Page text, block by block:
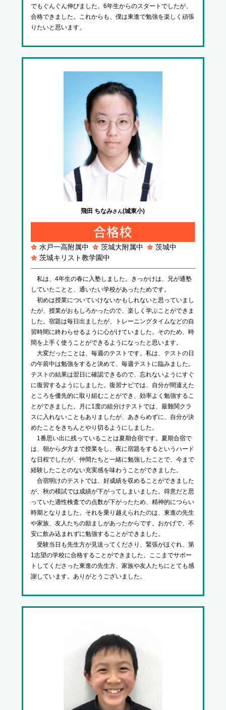
でもぐんぐん伸びました。6年生からのスタートでしたが、
合格できました。これからも、僕は東進で勉強を楽しく頑張
りたいと思います。
飛田 ちなみさん(城東小)
水戸一高附属中 茨城大附属中
茨城中
茨城キリスト教学園中
私は、4年生の春に入塾しました。きっかけは、兄が通塾
していたことと、通いたい学校があったためです。
初めは授業についていけないかもしれないと思っていまし
たが、授業がおもしろかったので、楽しく学ぶことができま
した。宿題は毎日出ましたが、トレーニングタイムなどの自
習時間に終わらせるように心がけていました。そのため、時
間を上手く使うことができるようになったと思います。
大変だったことは、毎週のテストです。私は、テストの日
の午前中は勉強をすると決めて、毎週テストに臨みました。
テストの結果は翌日に確認できるので、忘れないようにすぐ
に復習するようにしました。復習ナビでは、自分が間違えた
ところを優先的に取り組むことができ、効率よく勉強するこ
とができました。月に1度の組分けテストでは、最難関クラ
スに入れないこともありましたが、あきらめずに、自分が決
めたことをきちんとやり切るようにしました。
1番思い出に残っていることは夏期合宿です。夏期合宿で
は、朝から夕方まで授業をし、夜に宿題をするというハード
な日程でしたが、仲間たちと一緒に勉強したことで、今まで
経験したことのない充実感を味わうことができました。
合宿明けのテストでは、好成績を収めることができました
が、秋の模試では成績が下がってしまいました。得意だと思
っていた適性検査での点数が下がったため、精神的につらい
時期となりました。それを乗り越えられたのは、東進の先生
や家族、友人たちの励ましがあったからです。おかげで、不
安に飲み込まれずに勉強することができました。
受験当日も先生方が見送ってくださり、緊張がほぐれ、第
1志望の学校に合格することができました。ここまでサポー
トしてくださった東進の先生方、家族や友人たちにとても感
謝しています。ありがとうございました。